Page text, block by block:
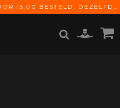
OP ONZE WERKDAGEN VOOR 15:00 BESTELD, DEZELFDE DAG VERZONDEN! GRATIS VERZENDING VANAF € 65,-